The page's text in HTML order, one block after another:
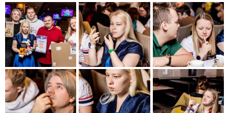
ВСЕ ФОТО
АНАЛИТИКА
ДОСТИЖЕНИЯ
БРЕНДИНГ
ВХОД / РЕГИСТРАЦИЯ